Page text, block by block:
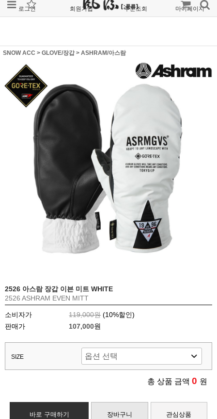
로그인 회원가입 주문조회 마이페이지
SNOW ACC > GLOVE/장갑 > ASHRAM/아스람
2526 아스람 장갑 이븐 미트 WHITE
2526 ASHRAM EVEN MITT
소비자가 119,000원 (10%할인)
판매가
107,000원
SIZE
총 상품 금액 0 원
바로 구매하기 장바구니 관심상품